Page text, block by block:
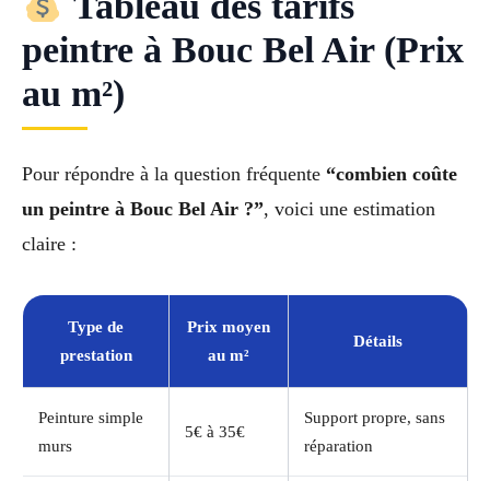
peintre à Bouc Bel Air (Prix
au m²)
Pour répondre à la question fréquente “combien coûte
un peintre à Bouc Bel Air ?”, voici une estimation
claire :
Type de
prestation
Prix moyen
au m²
Détails
Peinture simple
murs
5€ à 35€
Support propre, sans
réparation